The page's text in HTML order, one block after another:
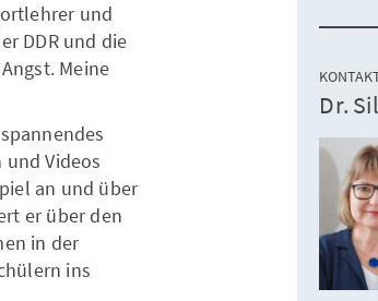
und
DDR und die
Meine
Videos
an und über
er über den
in der
ins
Dr.